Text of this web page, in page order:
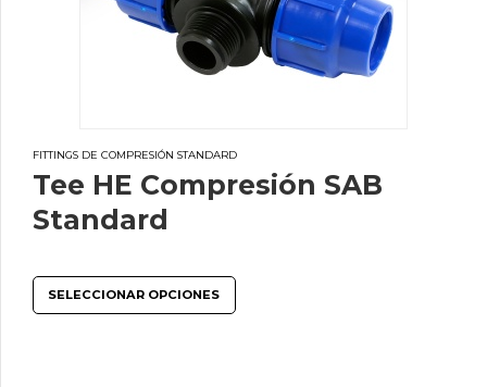
FITTINGS DE COMPRESIÓN STANDARD
Tee HE Compresión SAB
Standard
SELECCIONAR OPCIONES